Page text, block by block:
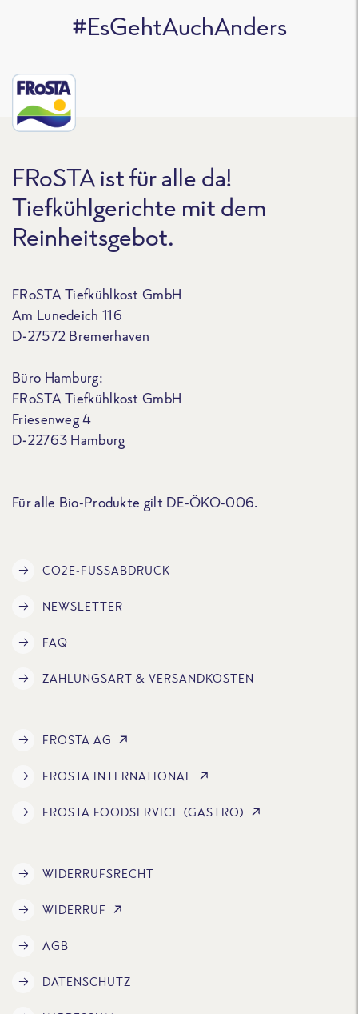
#EsGehtAuchAnders
FRoSTA ist für alle da!
Tiefkühlgerichte mit dem
Reinheitsgebot.
FRoSTA Tiefkühlkost GmbH
Am Lunedeich 116
D-27572 Bremerhaven
Büro Hamburg:
FRoSTA Tiefkühlkost GmbH
Friesenweg 4
D-22763 Hamburg
Für alle Bio-Produkte gilt DE-ÖKO-006.
CO2E-FUSSABDRUCK
NEWSLETTER
FAQ
ZAHLUNGSART & VERSANDKOSTEN
FROSTA AG
FROSTA INTERNATIONAL
FROSTA FOODSERVICE (GASTRO)
WIDERRUFSRECHT
WIDERRUF
AGB
DATENSCHUTZ